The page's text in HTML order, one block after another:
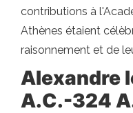
contributions à
Athènes étaient
raisonnement et de
Alexandre
A.C.-324